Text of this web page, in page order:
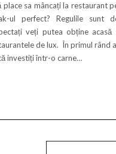
place sa mâncați la restaurant
ul perfect? Regulile sunt
veți putea obține
de lux. În primul rând
investiți într-o carne…